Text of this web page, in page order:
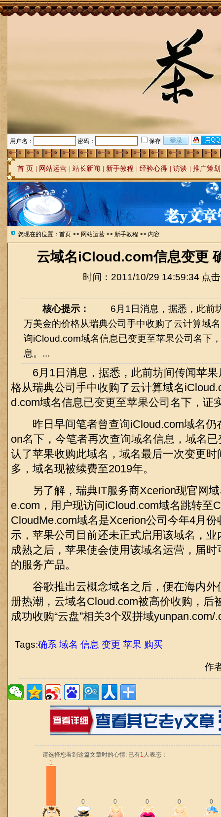
用户名： 密码： 保存
首 页 网站运营 站长新闻 新手教程 经验心得 访谈 推广策划
您现在的位置： 首页 >> 网站运营 >> 新手教程 >> 内容
云域名iCloud.com信息变更
时间：2011/10/29 14:59:34 点
核心提示：
6月1日消息，据悉，此前
万美金的价格从瑞典公司手中收购了云计算域
询iCloud.com域名信息已变更至苹果公司名下
息。...
6月1日消息，据悉，此前坊间传闻苹果
格从瑞典公司手中收购了云计算域名
d.com域名信息已变更至苹果公司名下，证
昨日早间笔者曾查询iCloud.com域名仍
on名下，今笔者再次查询域名信息，域名
认了苹果收购此域名，域名最后一次变更时
多，域名现被续费至2019年。
另了解，瑞典IT服务商Xcerion现官网域
e.com，用户现访问iCloud.com域名跳转至
CloudMe.com域名是Xcerion公司今年4月
示，苹果公司目前还未正式启用该域名，
成熟之后，苹果使会使用该域名运营，届
的服务产品。
谷歌推出云概念域名之后，便在海内外
册热潮，云域名Cloud.com被高价收购，后
成功收购“云盘”相关3个双拼域yunpan.com/
Tags:确系 域名 信息 变更 苹果 购买
作
请选择您看到这篇文章时的心情: 已有1 人表态：
1
0 0 0 0 0